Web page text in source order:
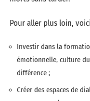
Pour aller plus loin,
Investir dans la
émotionnelle, culture
différence ;
Créer des espaces de